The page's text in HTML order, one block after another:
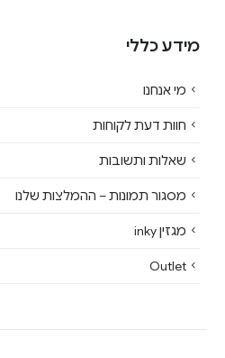
מידע כללי
מי אנחנו
חוות דעת לקוחות
שאלות ותשובות
מסגור תמונות – ההמלצות שלנו
מגזין inky
Outlet